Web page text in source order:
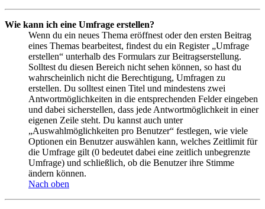
Wie kann ich eine Umfrage erstellen?
Wenn du ein neues Thema eröffnest oder den ersten Beitrag
eines Themas bearbeitest, findest du ein Register „Umfrage
erstellen“ unterhalb des Formulars zur Beitragserstellung.
Solltest du diesen Bereich nicht sehen können, so hast du
wahrscheinlich nicht die Berechtigung, Umfragen zu
erstellen. Du solltest einen Titel und mindestens zwei
Antwortmöglichkeiten in die entsprechenden Felder eingeben
und dabei sicherstellen, dass jede Antwortmöglichkeit in einer
eigenen Zeile steht. Du kannst auch unter
„Auswahlmöglichkeiten pro Benutzer“ festlegen, wie viele
Optionen ein Benutzer auswählen kann, welches Zeitlimit für
die Umfrage gilt (0 bedeutet dabei eine zeitlich unbegrenzte
Umfrage) und schließlich, ob die Benutzer ihre Stimme
ändern können.
Nach oben